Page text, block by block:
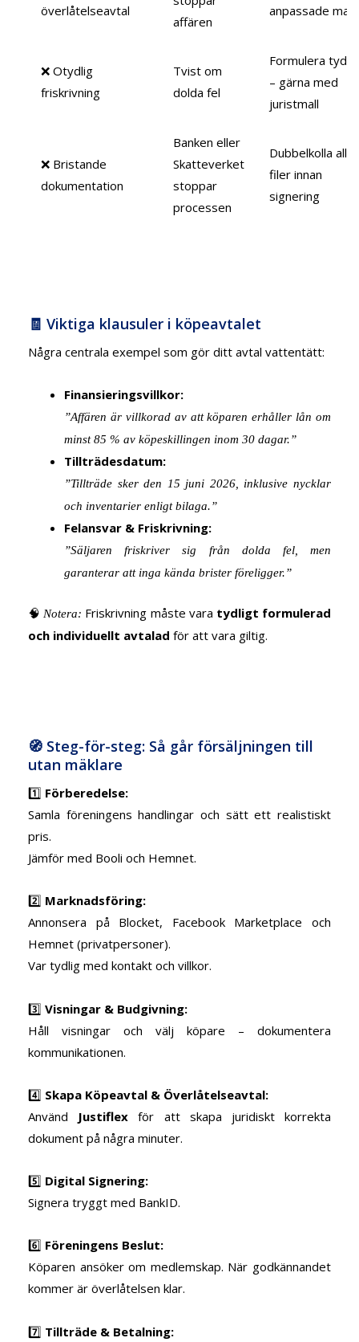
överlåtelseavtal
affären
anpassade
❌ Otydlig
friskrivning
Tvist om
dolda fel
Formulera
– gärna med
juristmall
❌ Bristande
dokumentation
Banken eller
Skatteverket
stoppar
processen
Dubbelkolla alla
filer innan
signering
🧾 Viktiga klausuler i köpeavtalet
Några centrala exempel som gör ditt avtal vattentätt:
Finansieringsvillkor:
”Affären är villkorad av att köparen erhåller lån om
minst 85 % av köpeskillingen inom 30 dagar.”
Tillträdesdatum:
”Tillträde sker den 15 juni 2026, inklusive nycklar
och inventarier enligt bilaga.”
Felansvar & Friskrivning:
”Säljaren friskriver sig från dolda fel, men
garanterar att inga kända brister föreligger.”
🧠 Notera: Friskrivning måste vara tydligt formulerad
och individuellt avtalad för att vara giltig.
🧭 Steg-för-steg: Så går försäljningen till
utan mäklare
1️⃣ Förberedelse:
Samla föreningens handlingar och sätt ett realistiskt
pris.
Jämför med Booli och Hemnet.
2️⃣ Marknadsföring:
Annonsera på Blocket, Facebook Marketplace och
Hemnet (privatpersoner).
Var tydlig med kontakt och villkor.
3️⃣ Visningar & Budgivning:
Håll visningar och välj köpare – dokumentera
kommunikationen.
4️⃣ Skapa Köpeavtal & Överlåtelseavtal:
Använd Justiflex för att skapa juridiskt korrekta
dokument på några minuter.
5️⃣ Digital Signering:
Signera tryggt med BankID.
6️⃣ Föreningens Beslut:
Köparen ansöker om medlemskap. När godkännandet
kommer är överlåtelsen klar.
7️⃣ Tillträde & Betalning: